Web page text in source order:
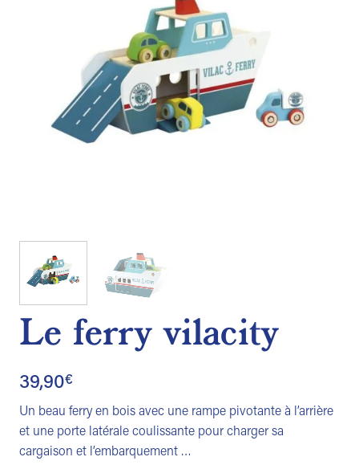
Le ferry vilacity
39,90€
Un beau ferry en bois avec une rampe pivotante à l’arrière
et une porte latérale coulissante pour charger sa
cargaison et l’embarquement …